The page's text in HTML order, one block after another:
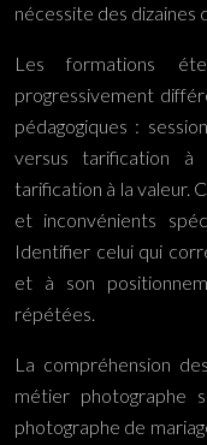
nécessite des dizaines
Les formations
progressivement
pédagogiques :
versus tarification à
tarification à la valeur.
et inconvénients
Identifier celui qui
et à son
répétées.
La compréhension
métier photographe
photographe de